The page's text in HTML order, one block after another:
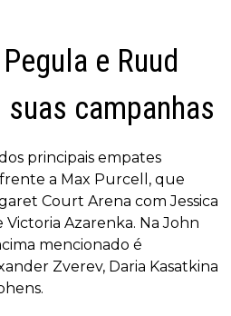
e Ruud
campanhas
principais empates
a Max Purcell, que
Court Arena com Jessica
Azarenka. Na John
mencionado é
Zverev, Daria Kasatkina